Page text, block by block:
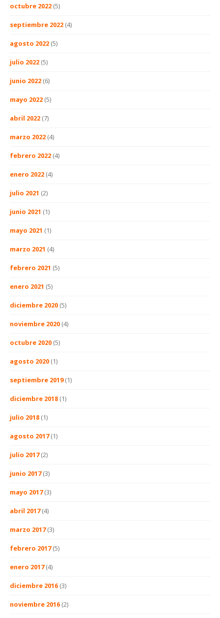
octubre 2022 (5)
septiembre 2022 (4)
agosto 2022 (5)
julio 2022 (5)
junio 2022 (6)
mayo 2022 (5)
abril 2022 (7)
marzo 2022 (4)
febrero 2022 (4)
enero 2022 (4)
julio 2021 (2)
junio 2021 (1)
mayo 2021 (1)
marzo 2021 (4)
febrero 2021 (5)
enero 2021 (5)
diciembre 2020 (5)
noviembre 2020 (4)
octubre 2020 (5)
agosto 2020 (1)
septiembre 2019(1)
diciembre 2018 (1)
julio 2018 (1)
agosto 2017(1)
julio 2017(2)
junio 2017(3)
mayo 2017(3)
abril 2017(4)
marzo 2017(3)
febrero 2017(5)
enero 2017(4)
diciembre 2016 (3)
noviembre 2016 (2)